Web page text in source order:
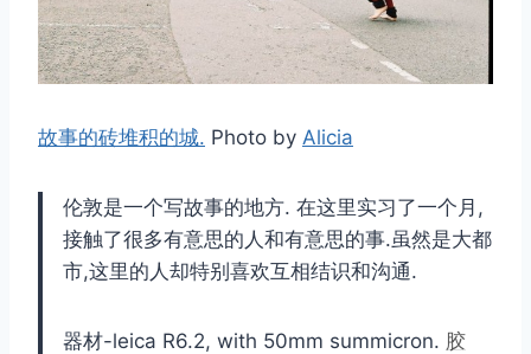
故事的砖堆积的城. Photo by Alicia
伦敦是一个写故事的地方. 在这里实习了一个月,
接触了很多有意思的人和有意思的事.虽然是大都
市,这里的人却特别喜欢互相结识和沟通.
器材-leica R6.2, with 50mm summicron. 胶